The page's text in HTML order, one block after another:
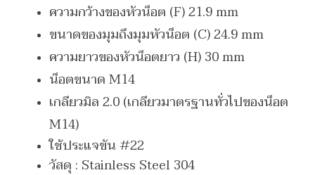
ความกว้างของหัวน็อต (F) 21.9 mm
ขนาดของมุมถึงมุมหัวน็อต (C) 24.9 mm
ความยาวของหัวน็อตยาว (H) 30 mm
น็อตขนาด M14
เกลียวมิล 2.0(เกลียวมาตรฐานทั่วไปของน็อต
M14)
ใช้ประแจขัน #22
วัสดุ : Stainless Steel 304